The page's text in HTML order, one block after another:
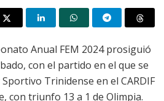
Anual FEM 2024 prosiguió
con el partido en el que se
Trinidense en el CARDIF
con triunfo 13 a 1 de Olimpia.